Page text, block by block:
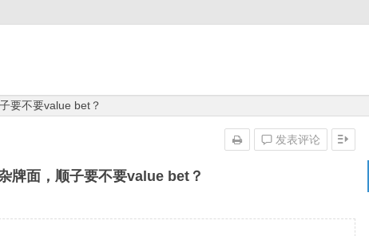
要不要value bet？
牌面，顺子要不要value bet？
发表评论